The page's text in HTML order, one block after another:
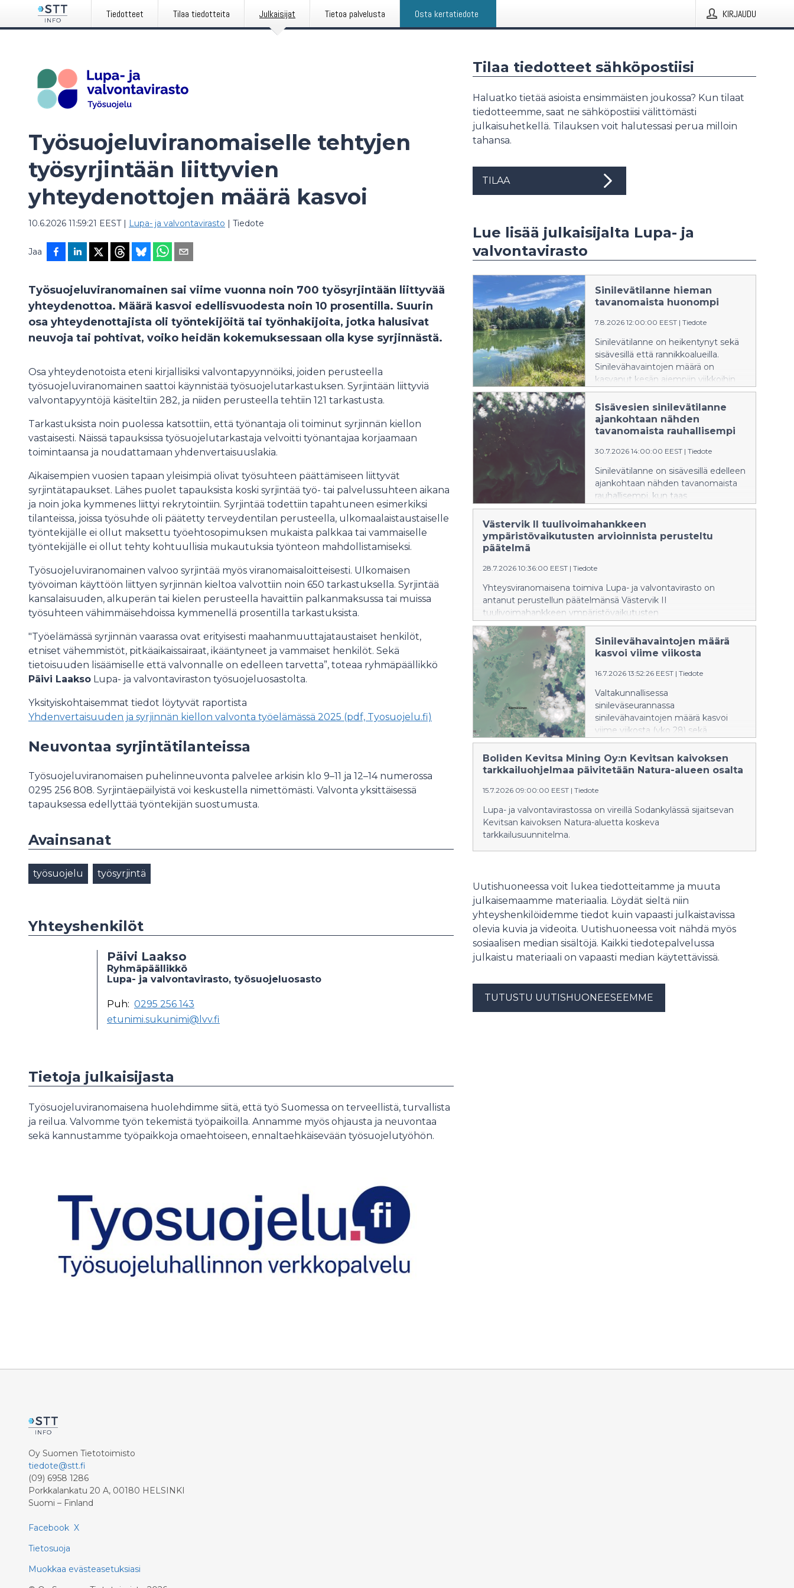
Tiedotteet Tilaa tiedotteita Julkaisijat Tietoa palvelusta Osta kertatiedote KIRJAUDU
Työsuojeluviranomaiselle tehtyjen
työsyrjintään liittyvien
yhteydenottojen määrä kasvoi
10.6.2026 11:59:21 EEST| Lupa- ja valvontavirasto | Tiedote
Jaa
Työsuojeluviranomainen sai viime vuonna noin 700 työsyrjintään liittyvää
yhteydenottoa. Määrä kasvoi edellisvuodesta noin 10 prosentilla. Suurin
osa yhteydenottajista oli työntekijöitä tai työnhakijoita, jotka halusivat
neuvoja tai pohtivat, voiko heidän kokemuksessaan olla kyse syrjinnästä.
Osa yhteydenotoista eteni kirjallisiksi valvontapyynnöiksi, joiden perusteella
työsuojeluviranomainen saattoi käynnistää työsuojelutarkastuksen. Syrjintään liittyviä
valvontapyyntöjä käsiteltiin 282, ja niiden perusteella tehtiin 121 tarkastusta.
Tarkastuksista noin puolessa katsottiin, että työnantaja oli toiminut syrjinnän kiellon
vastaisesti. Näissä tapauksissa työsuojelutarkastaja velvoitti työnantajaa korjaamaan
toimintaansa ja noudattamaan yhdenvertaisuuslakia.
Aikaisempien vuosien tapaan yleisimpiä olivat työsuhteen päättämiseen liittyvät
syrjintätapaukset. Lähes puolet tapauksista koski syrjintää työ- tai palvelussuhteen aikana
ja noin joka kymmenes liittyi rekrytointiin. Syrjintää todettiin tapahtuneen esimerkiksi
tilanteissa, joissa työsuhde oli päätetty terveydentilan perusteella, ulkomaalaistaustaiselle
työntekijälle ei ollut maksettu työehtosopimuksen mukaista palkkaa tai vammaiselle
työntekijälle ei ollut tehty kohtuullisia mukautuksia työnteon mahdollistamiseksi.
Työsuojeluviranomainen valvoo syrjintää myös viranomaisaloitteisesti. Ulkomaisen
työvoiman käyttöön liittyen syrjinnän kieltoa valvottiin noin 650 tarkastuksella. Syrjintää
kansalaisuuden, alkuperän tai kielen perusteella havaittiin palkanmaksussa tai muissa
työsuhteen vähimmäisehdoissa kymmenellä prosentilla tarkastuksista.
"Työelämässä syrjinnän vaarassa ovat erityisesti maahanmuuttajataustaiset henkilöt,
etniset vähemmistöt, pitkäaikaissairaat, ikääntyneet ja vammaiset henkilöt. Sekä
tietoisuuden lisäämiselle että valvonnalle on edelleen tarvetta”, toteaa ryhmäpäällikkö
Päivi Laakso Lupa- ja valvontaviraston työsuojeluosastolta.
Yksityiskohtaisemmat tiedot löytyvät raportista
Yhdenvertaisuuden ja syrjinnän kiellon valvonta työelämässä 2025 (pdf, Tyosuojelu.fi)
Neuvontaa syrjintätilanteissa
Työsuojeluviranomaisen puhelinneuvonta palvelee arkisin klo 9–11 ja 12–14 numerossa
0295 256 808. Syrjintäepäilyistä voi keskustella nimettömästi. Valvonta yksittäisessä
tapauksessa edellyttää työntekijän suostumusta.
Avainsanat
työsuojelu työsyrjintä
Yhteyshenkilöt
Päivi Laakso
Ryhmäpäällikkö
Lupa- ja valvontavirasto, työsuojeluosasto
Puh: 0295 256 143
etunimi.sukunimi@lvv.fi
Tietoja julkaisijasta
Työsuojeluviranomaisena huolehdimme siitä, että työ Suomessa on terveellistä, turvallista
ja reilua. Valvomme työn tekemistä työpaikoilla. Annamme myös ohjausta ja neuvontaa
sekä kannustamme työpaikkoja omaehtoiseen, ennaltaehkäisevään työsuojelutyöhön.
Tilaa tiedotteet sähköpostiisi
Haluatko tietää asioista ensimmäisten joukossa? Kun tilaat
tiedotteemme, saat ne sähköpostiisi välittömästi
julkaisuhetkellä. Tilauksen voit halutessasi perua milloin
tahansa.
TILAA
Lue lisää julkaisijalta Lupa- ja
valvontavirasto
Sinilevätilanne hieman
tavanomaista huonompi
7.8.2026 12:00:00 EEST | Tiedote
Sinilevätilanne on heikentynyt sekä
sisävesillä että rannikkoalueilla.
Sinilevähavaintojen määrä on
kasvanut kesän aiempiin viikkoihin
verrattuna, ja tilanne on ajankohtaan
nähden tavanomaista huonompi.
Sisävesien sinilevätilanne
ajankohtaan nähden
tavanomaista rauhallisempi
30.7.2026 14:00:00 EEST | Tiedote
Sinilevätilanne on sisävesillä edelleen
ajankohtaan nähden tavanomaista
rauhallisempi, kun taas
rannikkoalueilla tilanne on
ajankohdalle tyypillinen.
Satelliittihavaintojen perusteella
Västervik II tuulivoimahankkeen
ympäristövaikutusten arvioinnista perusteltu
päätelmä
28.7.2026 10:36:00 EEST | Tiedote
Yhteysviranomaisena toimiva Lupa- ja valvontavirasto on
antanut perustellun päätelmänsä Västervik II
tuulivoimahankkeen ympäristövaikutusten
arviointiselostuksesta.
Sinilevähavaintojen määrä
kasvoi viime viikosta
16.7.2026 13:52:26 EEST | Tiedote
Valtakunnallisessa
sinileväseurannassa
sinilevähavaintojen määrä kasvoi
viime viikosta (vko 28) sekä
sisävesillä että rannikkoalueilla.
Tilanne on kuitenkin ajankohtaan
nähden tavanomaista rauhallisempi.
Boliden Kevitsa Mining Oy:n Kevitsan kaivoksen
tarkkailuohjelmaa päivitetään Natura-alueen osalta
15.7.2026 09:00:00 EEST | Tiedote
Lupa- ja valvontavirastossa on vireillä Sodankylässä sijaitsevan
Kevitsan kaivoksen Natura-aluetta koskeva
tarkkailusuunnitelma.
Uutishuoneessa voit lukea tiedotteitamme ja muuta
julkaisemaamme materiaalia. Löydät sieltä niin
yhteyshenkilöidemme tiedot kuin vapaasti julkaistavissa
olevia kuvia ja videoita. Uutishuoneessa voit nähdä myös
sosiaalisen median sisältöjä. Kaikki tiedotepalvelussa
julkaistu materiaali on vapaasti median käytettävissä.
TUTUSTU UUTISHUONEESEEMME
Oy Suomen Tietotoimisto
tiedote@stt.fi
(09) 6958 1286
Porkkalankatu 20 A, 00180 HELSINKI
Suomi – Finland
Facebook X
Tietosuoja
Muokkaa evästeasetuksiasi